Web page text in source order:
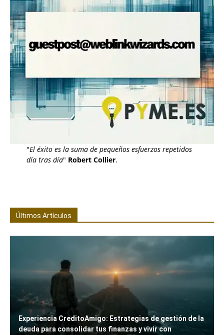
"El éxito es la suma de pequeños esfuerzos repetidos
día tras día" Robert Collier.
Últimos Artículos
Experiencia CreditoAmigo: Estrategias de gestión de la
deuda para consolidar tus finanzas y vivir con